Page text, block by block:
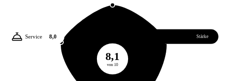
8,1
von 10
Stärke
Service 8,0